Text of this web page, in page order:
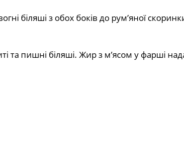
біляші з обох боків до рум’яної
та пишні біляші. Жир з м’ясом у фарші